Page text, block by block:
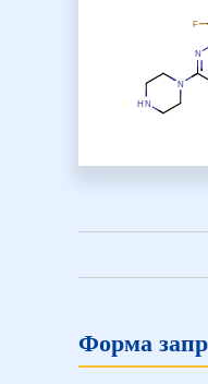
Форма